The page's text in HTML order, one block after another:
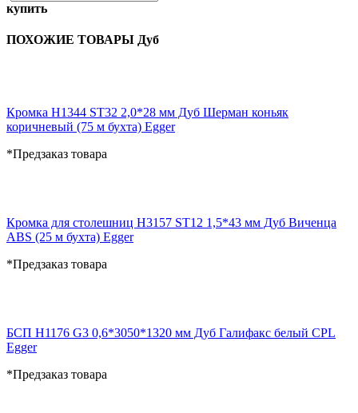
купить
ПОХОЖИЕ ТОВАРЫ Дуб
Кромка H1344 ST32 2,0*28 мм Дуб Шерман коньяк
коричневый (75 м бухта) Egger
*Предзаказ товара
Кромка для столешниц H3157 ST12 1,5*43 мм Дуб Виченца
ABS (25 м бухта) Egger
*Предзаказ товара
БСП H1176 G3 0,6*3050*1320 мм Дуб Галифакс белый CPL
Egger
*Предзаказ товара